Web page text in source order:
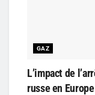
GAZ
L’impact de
russe en Europe